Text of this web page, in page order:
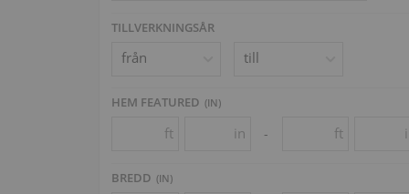
TILLVERKNINGSÅR
HEM FEATURED (IN)
ft in - ft
BREDD (IN)